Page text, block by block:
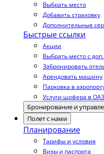
Выбрать место
Добавить страховку
Дополнительные
Быстрые ссылки
Акции
Выбрать место с
Забронировать
Арендовать машину
Парковка в
Услуги шофера в ОАЭ
Бронирование и
Полет с нами
Планирование
Тарифы и условия
Визы и паспорта